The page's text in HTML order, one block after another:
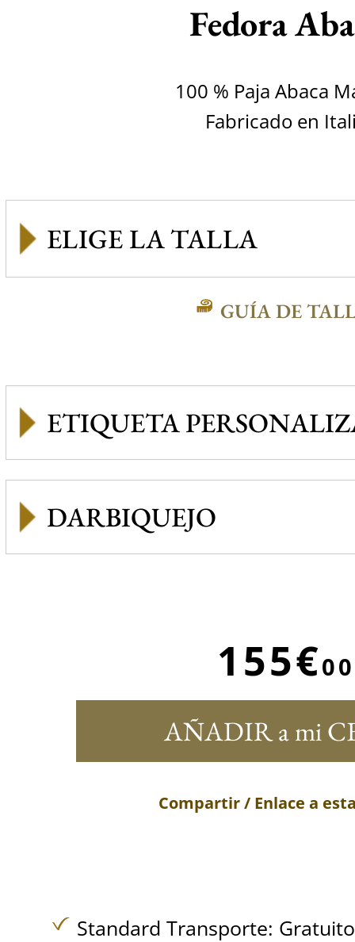
Fedora
100 % Paja Abaca
Fabricado en
GUÍA DE
ETIQUETA
DARBIQUEJO
155€00
AÑADIR a mi
Compartir / Enlace a
Standard Transporte: